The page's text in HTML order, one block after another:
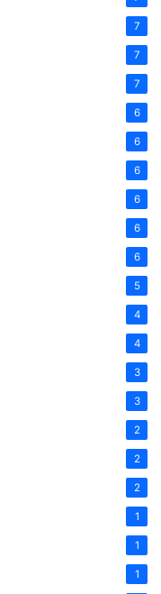
7
7
7
6
6
6
6
6
6
5
4
4
3
3
2
2
2
1
1
1